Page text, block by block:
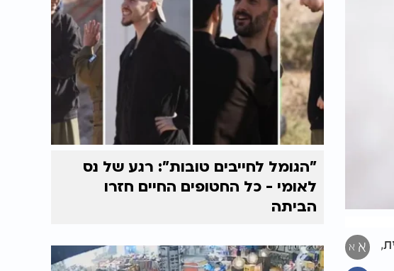
א א
"הגומל לחייבים טובות": רגע של נס
לאומי - כל החטופים החיים חזרו
הביתה